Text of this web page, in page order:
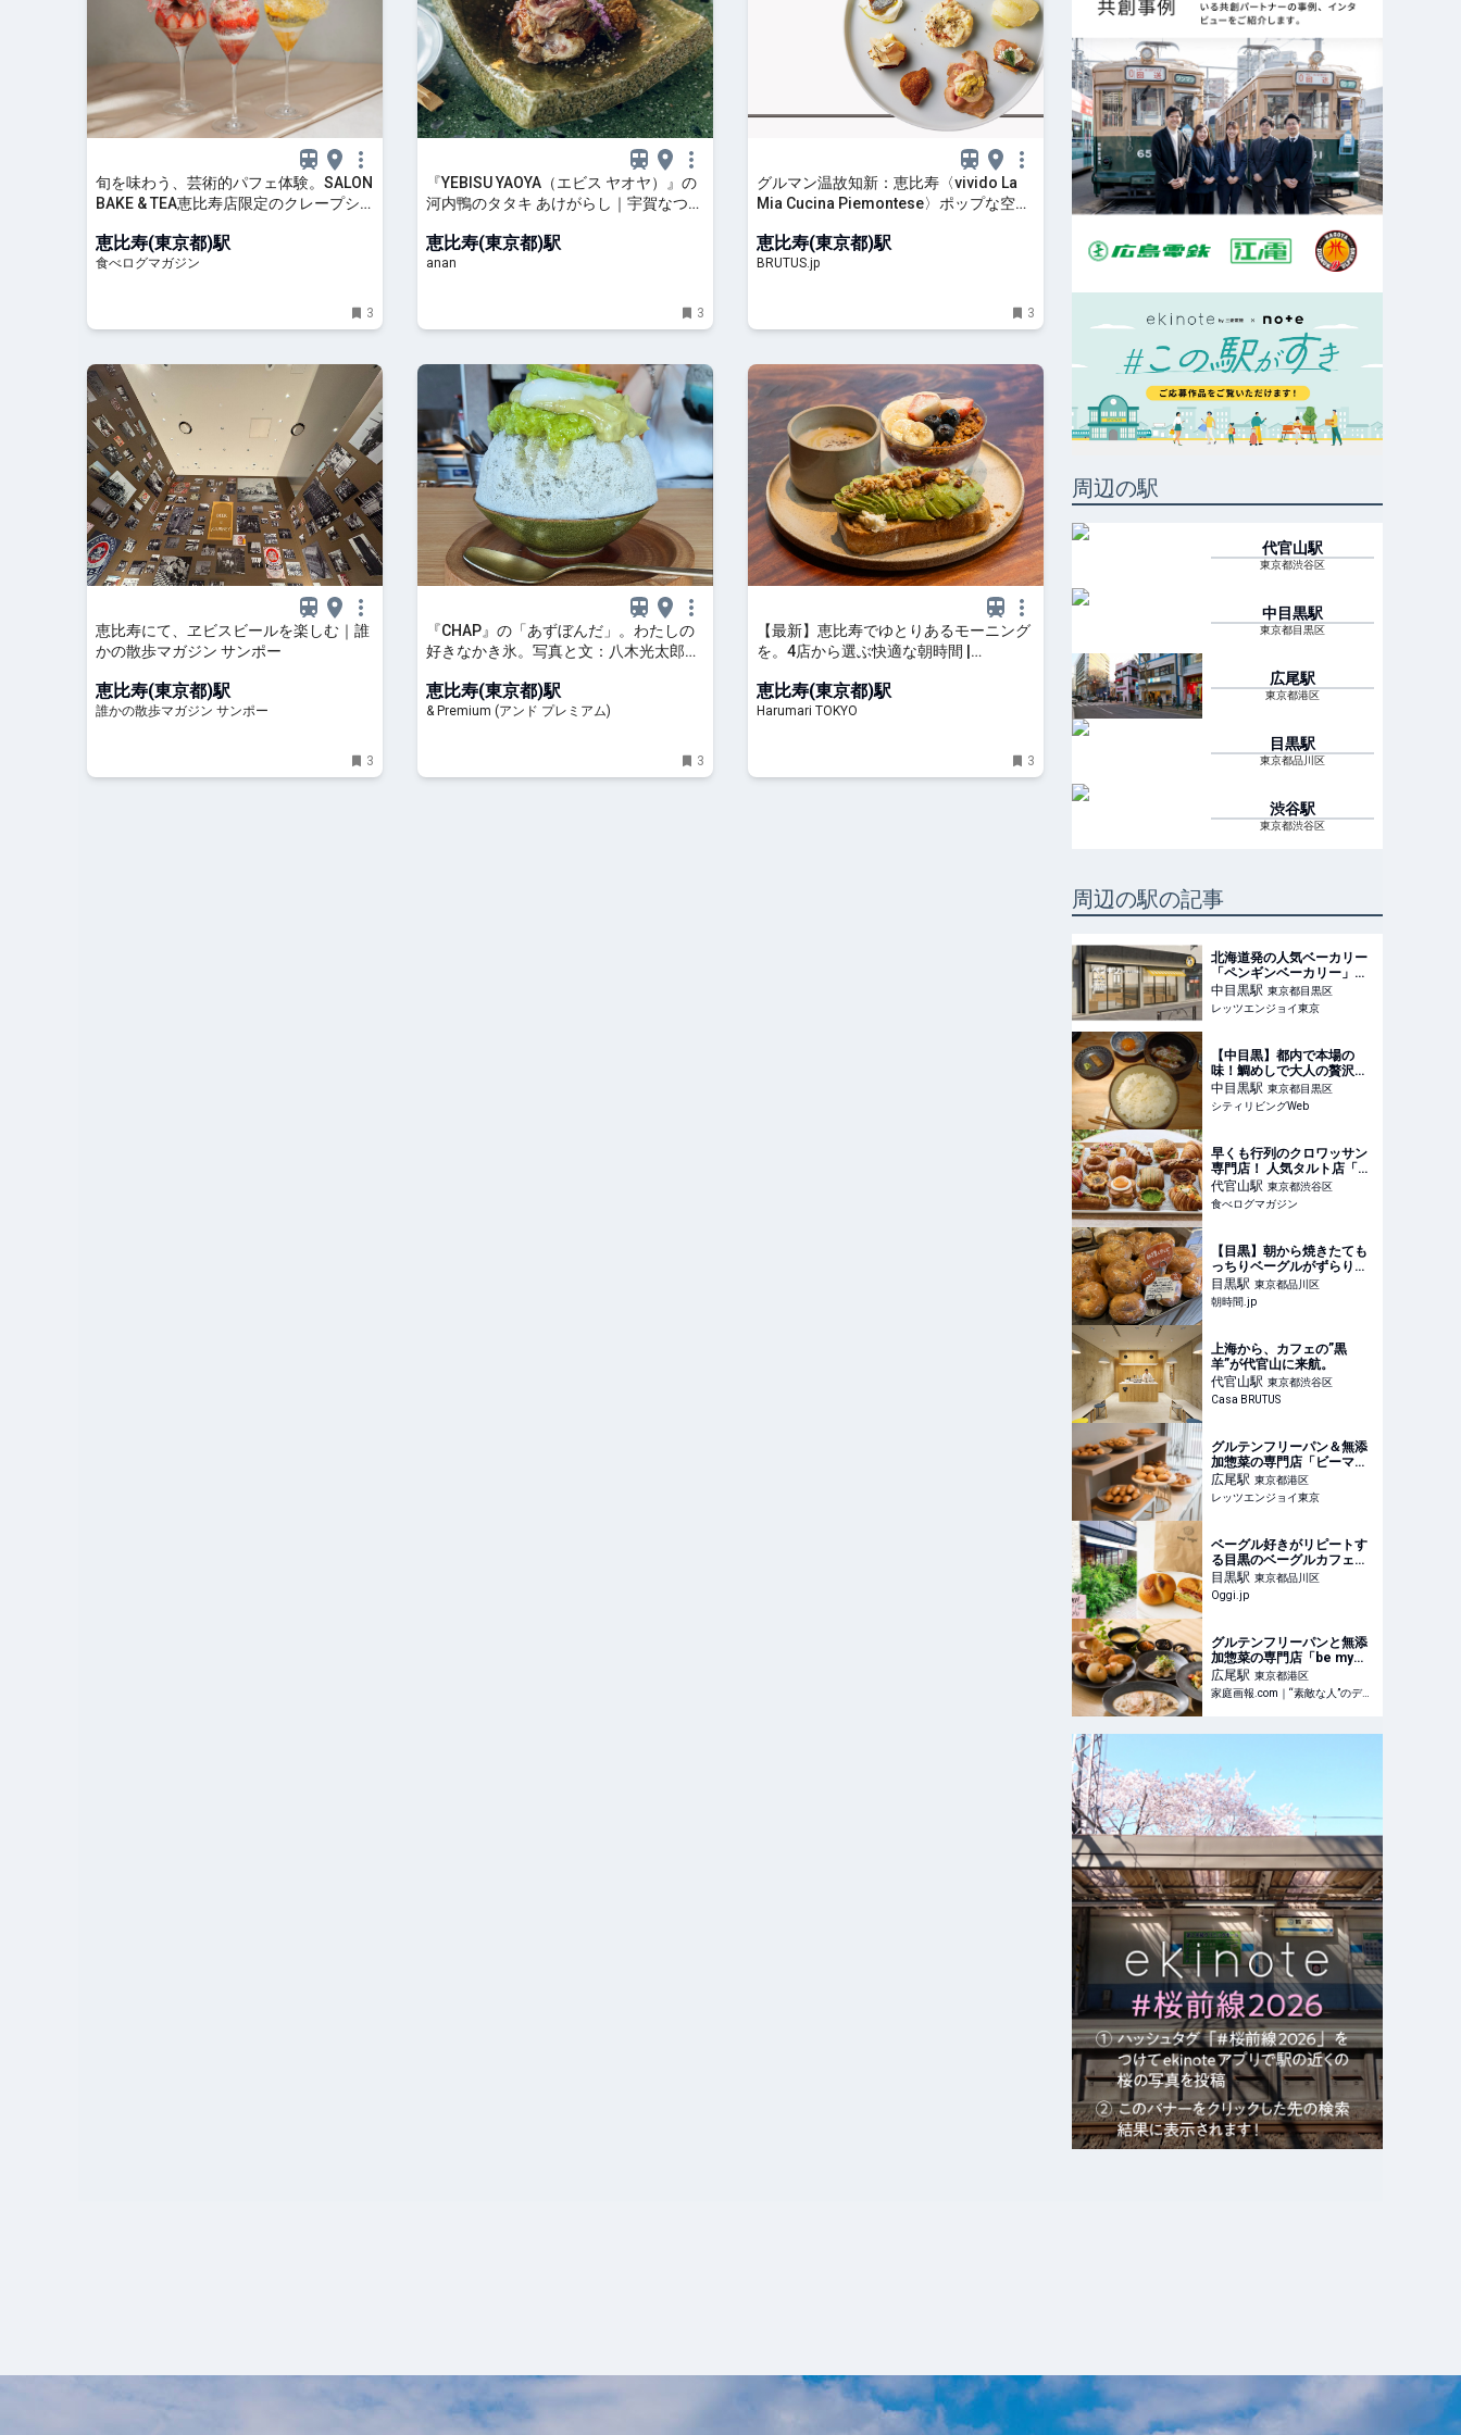
旬を味わう、芸術的パフェ体験。SALON
BAKE & TEA恵比寿店限定のクレープシ
京・恵比寿） | 食べログマガジン
恵比寿(東京都)駅
食べログマガジン
3
『YEBISU YAOYA（エビス ヤオヤ）』の
河内鴨のタタキ あけがらし｜宇賀なつみ
恵比寿(東京都)駅
anan
3
グルマン温故知新：恵比寿〈vivido La
Mia Cucina Piemontese〉ポップな空間
ス| BRUTUS.jp
恵比寿(東京都)駅
BRUTUS.jp
3
恵比寿にて、ヱビスビールを楽しむ｜誰
かの散歩マガジン サンポー
恵比寿(東京都)駅
誰かの散歩マガジン サンポー
3
『CHAP』の「あずぼんだ」。わたしの
好きなかき氷。写真と文：八木光太郎
恵比寿(東京都)駅
& Premium (アンド プレミアム)
3
【最新】恵比寿でゆとりあるモーニング
を。4店から選ぶ快適な朝時間 |
恵比寿(東京都)駅
Harumari TOKYO
3
周辺の駅
代官山駅
東京都渋谷区
中目黒駅
東京都目黒区
広尾駅
東京都港区
目黒駅
東京都品川区
渋谷駅
東京都渋谷区
周辺の駅の記事
北海道発の人気ベーカリー
「ペンギンベーカリー」の
新店が中目黒にオープン｜
レッツエンジョイ東京
中目黒駅 東京都目黒区
レッツエンジョイ東京
【中目黒】都内で本場の
味！鯛めしで大人の贅沢ラ
ンチ｜シティリビングWeb
中目黒駅 東京都目黒区
シティリビングWeb
早くも行列のクロワッサン
専門店！ 人気タルト店「シ
ャルルアンリ」の隣に新業
態がオープン（東京・代官
山） | 食べログマガジン
代官山駅 東京都渋谷区
食べログマガジン
【目黒】朝から焼きたても
っちりベーグルがずらり！
@mugi bagel (ムギベーグ
ル)【vol.640】 - 朝時間.jp
目黒駅 東京都品川区
朝時間.jp
上海から、カフェの”黒
羊”が代官山に来航。
代官山駅 東京都渋谷区
Casa BRUTUS
グルテンフリーパン＆無添
加惣菜の専門店「ビーマイ
フローラベーカリー」広尾
にオープン｜レッツエンジ
広尾駅 東京都港区
レッツエンジョイ東京
ベーグル好きがリピートす
る目黒のベーグルカフェ
【mugi bagel】 | Oggi.jp
目黒駅 東京都品川区
Oggi.jp
グルテンフリーパンと無添
加惣菜の専門店「be my
flora bakery」が広尾にオ
ープン | 家庭画報.com
｜“素敵な人”のディレクト
広尾駅 東京都港区
家庭画報.com｜“素敵な人”のディレクトリ